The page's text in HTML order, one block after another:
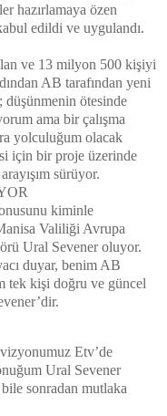
hazırlamaya özen
edildi ve uygulandı.
ve 13 milyon 500 kişiyi
AB tarafından yeni
düşünmenin ötesinde
ama bir çalışma
yolculuğum olacak
için bir proje üzerinde
sürüyor.
kiminle
Valiliği Avrupa
Ural Sevener oluyor.
duyar, benim AB
tek kişi doğru ve güncel
Etv’de
Ural Sevener
bile sonradan mutlaka